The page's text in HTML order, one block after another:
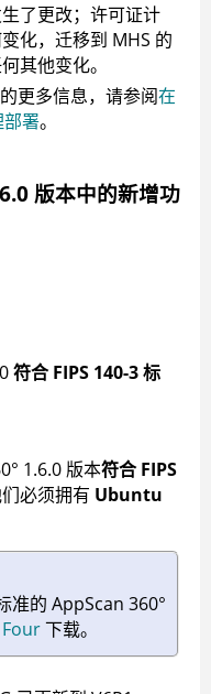
了更改；许可证计
化，迁移到 MHS 的
其他变化。
更多信息，请参阅在
署。
版本中的新增功
符合 FIPS 140-3 标
1.6.0 版本符合 FIPS
必须拥有 Ubuntu
准的 AppScan 360°
Four下载。